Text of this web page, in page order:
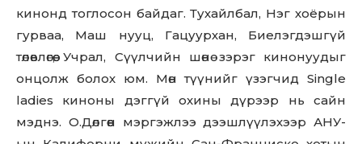
кинонд тоглосон байдаг. Тухайлбал, Нэг хоёрын
гурваа, Маш нууц, Гацуурхан, Биелэгдэшгүй
төлөвлөгөө, Учрал, Сүүлчийн шөнө зэрэг кинонуудыг
онцолж болох юм. Мөн түүнийг үзэгчид Single
ladies киноны дэггүй охины дүрээр нь сайн
мэднэ. О.Дөлгөөн мэргэжлээ дээшлүүлэхээр АНУ-